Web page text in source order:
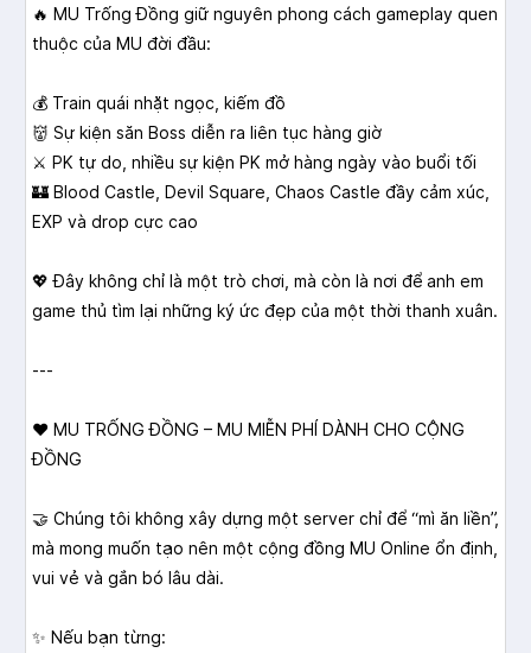
🔥 MU Trống Đồng giữ nguyên phong cách gameplay quen
thuộc của MU đời đầu:
💰 Train quái nhặt ngọc, kiếm đồ
👹 Sự kiện săn Boss diễn ra liên tục hàng giờ
⚔️ PK tự do, nhiều sự kiện PK mở hàng ngày vào buổi tối
🏰 Blood Castle, Devil Square, Chaos Castle đầy cảm xúc,
EXP và drop cực cao
💖 Đây không chỉ là một trò chơi, mà còn là nơi để anh em
game thủ tìm lại những ký ức đẹp của một thời thanh xuân.
---
❤️ MU TRỐNG ĐỒNG – MU MIỄN PHÍ DÀNH CHO CỘNG
ĐỒNG
🤝 Chúng tôi không xây dựng một server chỉ để “mì ăn liền”,
mà mong muốn tạo nên một cộng đồng MU Online ổn định,
vui vẻ và gắn bó lâu dài.
✨ Nếu bạn từng: